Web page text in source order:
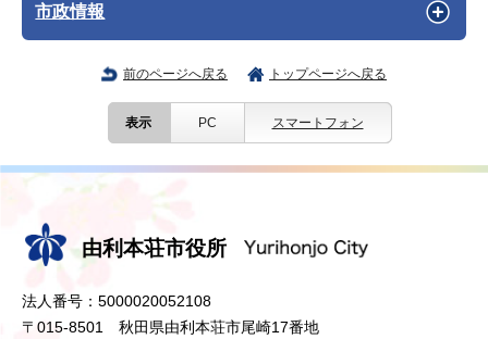
市政情報
前のページへ戻る トップページへ戻る
表示 PC スマートフォン
由利本荘市役所
法人番号：5000020052108
〒015-8501 秋田県由利本荘市尾崎17番地